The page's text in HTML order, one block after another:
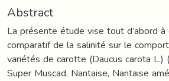
Abstract
La présente étude vise tout d’abord
comparatif de la salinité sur le
variétés de carotte (Daucus carota L.)
Super Muscad, Nantaise, Nantaise